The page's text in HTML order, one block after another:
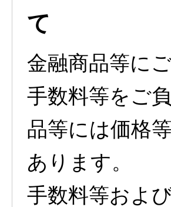
て
金融商品等に
手数料等をご
品等には価格
あります。
手数料等およ